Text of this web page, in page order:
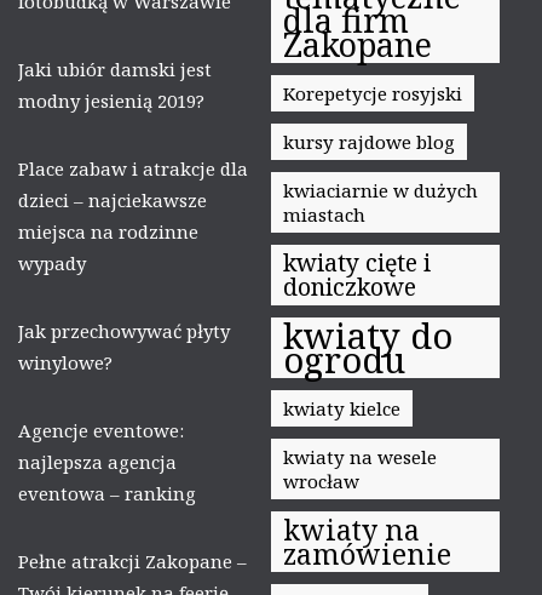
Jaki ubiór damski jest
modny jesienią 2019?
Place zabaw i atrakcje dla
dzieci – najciekawsze
miejsca na rodzinne
wypady
Jak przechowywać płyty
winylowe?
Agencje eventowe:
najlepsza agencja
eventowa – ranking
Pełne atrakcji Zakopane –
dla firm
Zakopane
Korepetycje rosyjski
kursy rajdowe blog
kwiaciarnie w dużych
miastach
kwiaty cięte i
doniczkowe
kwiaty do
ogrodu
kwiaty kielce
kwiaty na wesele
wrocław
kwiaty na
zamówienie